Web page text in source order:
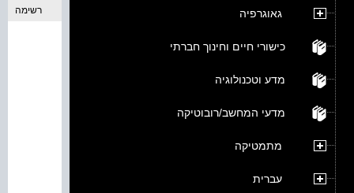
גאוגרפיה
כישורי חיים וחינוך חברתי
מדע וטכנולוגיה
מדעי המחשב/רובוטיקה
מתמטיקה
עברית
כריכה
רשימה